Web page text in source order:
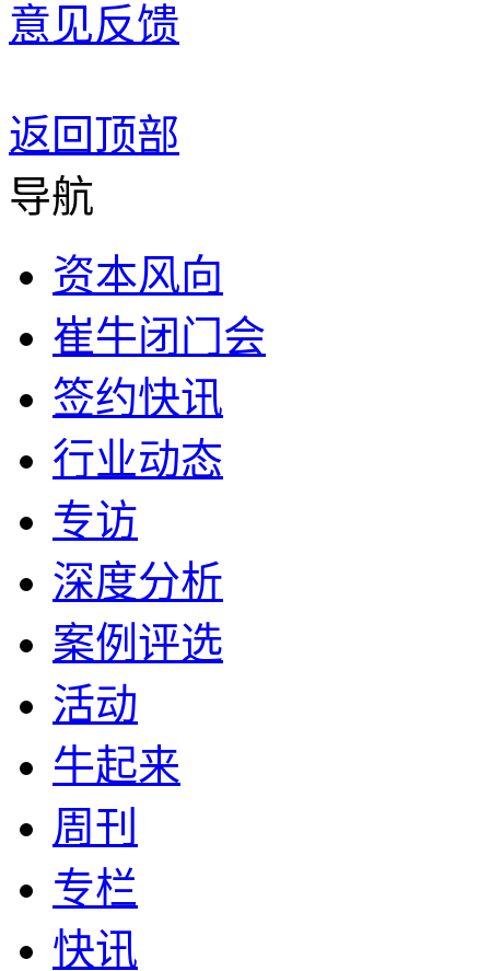
意见反馈
返回顶部
导航
资本风向
崔牛闭门会
签约快讯
行业动态
专访
深度分析
案例评选
活动
牛起来
周刊
专栏
快讯